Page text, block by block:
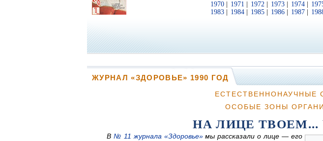
1970| 1971 1972| 1973| 1974|
1983| 1984| 1985| 1986| 1987|
ЖУРНАЛ «ЗДОРОВЬЕ» 1990 ГОД
ЕСТЕСТВЕННОНАУЧНЫЕ
ОСОБЫЕ ЗОНЫ
НА ЛИЦЕ
В № 11 журнала «Здоровье»мы рассказали о лице — его